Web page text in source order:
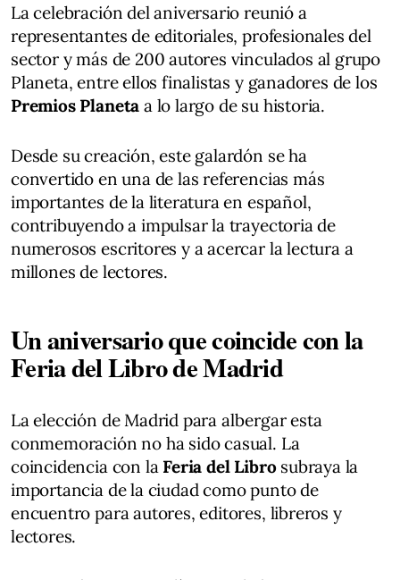
La celebración del aniversario reunió a
representantes de editoriales, profesionales del
sector y más de 200 autores vinculados al grupo
Planeta, entre ellos finalistas y ganadores de los
Premios Planeta a lo largo de su historia.
Desde su creación, este galardón se ha
convertido en una de las referencias más
importantes de la literatura en español,
contribuyendo a impulsar la trayectoria de
numerosos escritores y a acercar la lectura a
millones de lectores.
Un aniversario que coincide con la
Feria del Libro de Madrid
La elección de Madrid para albergar esta
conmemoración no ha sido casual. La
coincidencia con la Feria del Librosubraya la
importancia de la ciudad como punto de
encuentro para autores, editores, libreros y
lectores.